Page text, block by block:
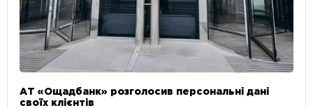
АТ «Ощадбанк» розголосив персональні дані
своїх клієнтів